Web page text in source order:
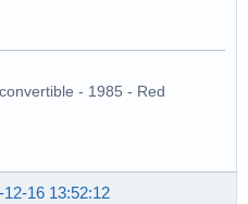
- 1985 - Red
12-16 13:52:12